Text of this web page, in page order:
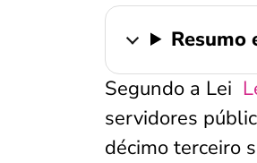
Resumo
Segundo a Lei
servidores
décimo terceiro